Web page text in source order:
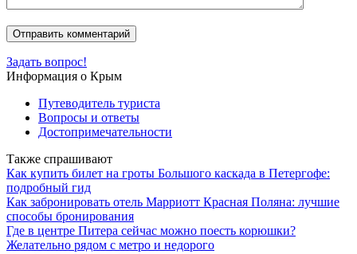
Задать вопрос!
Информация о Крым
Путеводитель туриста
Вопросы и ответы
Достопримечательности
Также спрашивают
Как купить билет на гроты Большого каскада в Петергофе:
подробный гид
Как забронировать отель Марриотт Красная Поляна: лучшие
способы бронирования
Где в центре Питера сейчас можно поесть корюшки?
Желательно рядом с метро и недорого